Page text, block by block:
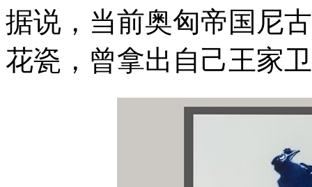
据说，当前奥匈帝国尼
花瓷，曾拿出自己王家